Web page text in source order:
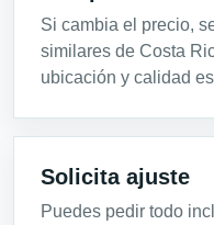
Si cambia el precio,
similares de Costa
ubicación y calidad
Solicita ajuste
Puedes pedir todo